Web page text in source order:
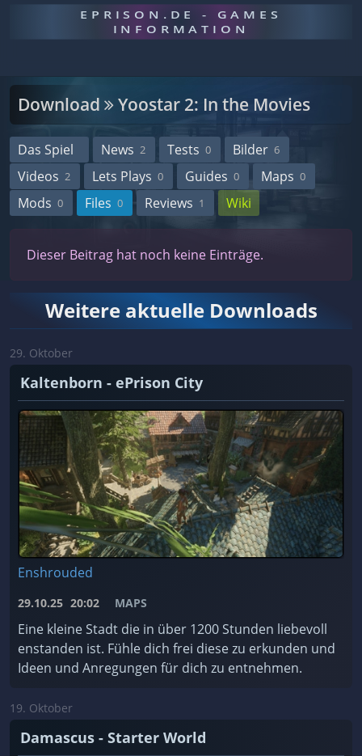
EPRISON.DE - GAMES
INFORMATION
Download Yoostar 2: In the Movies
Das Spiel News 2 Tests 0 Bilder 6
Videos 2 Lets Plays 0 Guides 0 Maps 0
Mods 0 Files 0 Reviews 1 Wiki
Dieser Beitrag hat noch keine Einträge.
Weitere aktuelle Downloads
29. Oktober
Kaltenborn - ePrison City
Enshrouded
29.10.25 20:02 MAPS
Eine kleine Stadt die in über 1200 Stunden liebevoll
enstanden ist. Fühle dich frei diese zu erkunden und
Ideen und Anregungen für dich zu entnehmen.
19. Oktober
Damascus - Starter World